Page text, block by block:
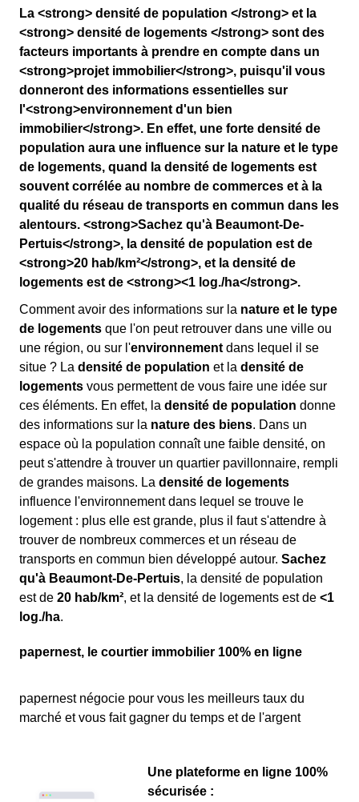
La <strong> densité de population </strong> et la
<strong> densité de logements </strong> sont des
facteurs importants à prendre en compte dans un
<strong>projet immobilier</strong>, puisqu'il vous
donneront des informations essentielles sur
l'<strong>environnement d'un bien
immobilier</strong>. En effet, une forte densité de
population aura une influence sur la nature et le type
de logements, quand la densité de logements est
souvent corrélée au nombre de commerces et à la
qualité du réseau de transports en commun dans les
alentours. <strong>Sachez qu'à Beaumont-De-
Pertuis</strong>, la densité de population est de
<strong>20 hab/km²</strong>, et la densité de
logements est de <strong><1 log./ha</strong>.
Comment avoir des informations sur la nature et le type
de logements que l'on peut retrouver dans une ville ou
une région, ou sur l'environnement dans lequel il se
situe ? La densité de population et la densité de
logements vous permettent de vous faire une idée sur
ces éléments. En effet, la densité de population donne
des informations sur la nature des biens. Dans un
espace où la population connaît une faible densité, on
peut s'attendre à trouver un quartier pavillonnaire, rempli
de grandes maisons. La densité de logements
influence l'environnement dans lequel se trouve le
logement : plus elle est grande, plus il faut s'attendre à
trouver de nombreux commerces et un réseau de
transports en commun bien développé autour. Sachez
qu'à Beaumont-De-Pertuis, la densité de population
est de 20 hab/km², et la densité de logements est de <1
log./ha.
papernest, le courtier immobilier 100% en ligne
papernest négocie pour vous les meilleurs taux du
marché et vous fait gagner du temps et de l'argent
Une plateforme en ligne 100%
sécurisée :